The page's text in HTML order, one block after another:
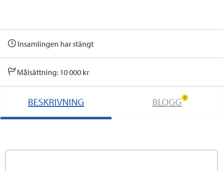
Insamlingen har stängt
Målsättning: 10 000 kr
BESKRIVNING BLOGG 0